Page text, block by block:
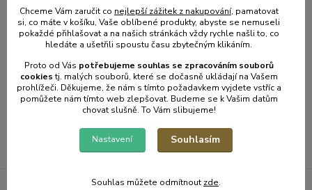
01.2025
Zahradní kalendář - únor.
číst celé
Zobrazit všechny články
Chceme Vám zaručit co nejlepší zážitek z nakupování, pamatovat
si, co máte v košíku, Vaše oblíbené produkty, abyste se nemuseli
pokaždé přihlašovat a na našich stránkách vždy rychle našli to, co
hledáte a ušetřili spoustu času zbytečným klikáním.
Proto od Vás potřebujeme souhlas se zpracováním souborů
cookiestj. malých souborů, které se dočasně ukládají na Vašem
prohlížeči. Děkujeme, že nám s tímto požadavkem vyjdete vstříc a
pomůžete nám tímto web zlepšovat. Budeme se k Vašim datům
chovat slušně. To Vám slibujeme!
Nastavení Souhlasím
Souhlas můžete odmítnout zde.